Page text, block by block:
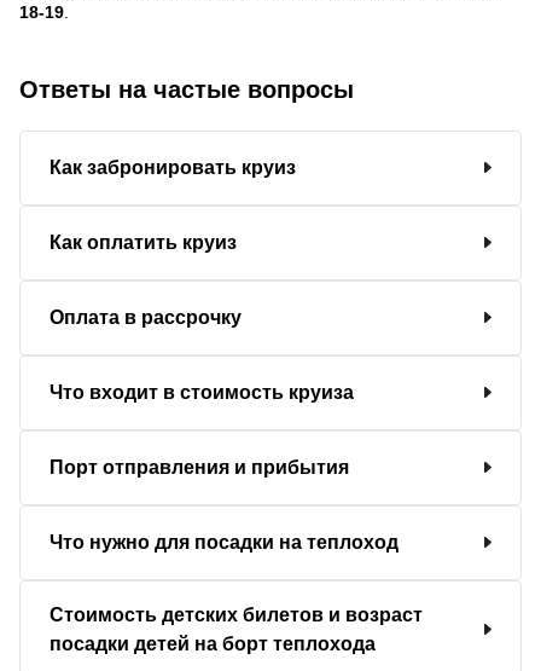
18-19
Ответы на частые вопросы
Как забронировать круиз
Как оплатить круиз
Оплата в рассрочку
Что входит в стоимость круиза
Порт отправления и прибытия
Что нужно для посадки на теплоход
Стоимость детских билетов и возраст
посадки детей на борт теплохода